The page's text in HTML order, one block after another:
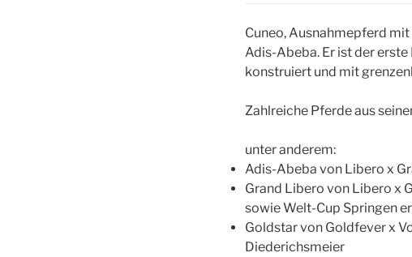
Cuneo, Ausnahmepferd
Adis-Abeba. Er ist der
konstruiert und mit
Zahlreiche Pferde aus
unter anderem:
Adis-Abeba von Libero x
Grand Libero von Libero x
sowie Welt-Cup Springen
Goldstar von Goldfever x
Diederichsmeier